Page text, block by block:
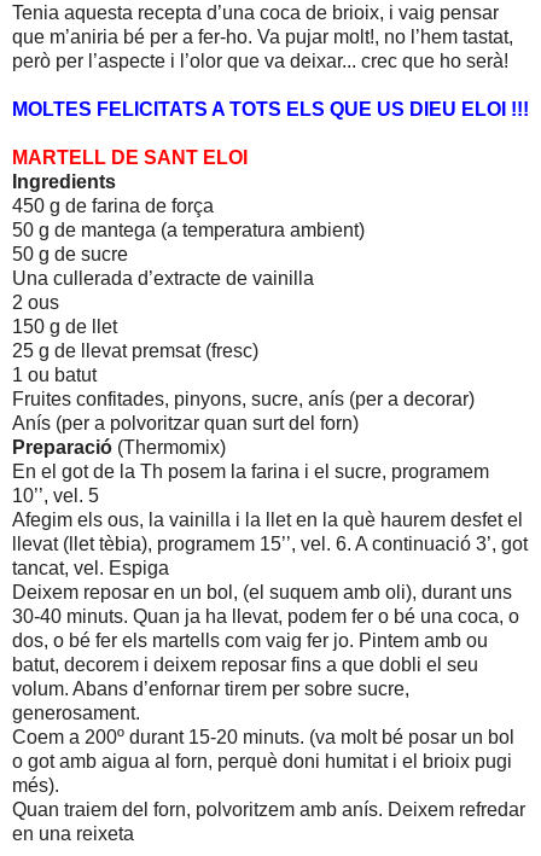
Tenia aquesta recepta d’una coca de brioix, i vaig pensar
que m’aniria bé per a fer-ho. Va pujar molt!, no l’hem tastat,
però per l’aspecte i l’olor que va deixar... crec que ho serà!
MOLTES FELICITATS A TOTS ELS QUE US DIEU ELOI !!!
MARTELL DE SANT ELOI
Ingredients
450 g de farina de força
50 g de mantega (a temperatura ambient)
50 g de sucre
Una cullerada d’extracte de vainilla
2 ous
150 g de llet
25 g de llevat premsat (fresc)
1 ou batut
Fruites confitades, pinyons, sucre, anís (per a decorar)
Anís (per a polvoritzar quan surt del forn)
Preparació (Thermomix)
En el got de la Th posem la farina i el sucre, programem
10’’, vel. 5
Afegim els ous, la vainilla i la llet en la què haurem desfet el
llevat (llet tèbia), programem 15’’, vel. 6. A continuació 3’, got
tancat, vel. Espiga
Deixem reposar en un bol, (el suquem amb oli), durant uns
30-40 minuts. Quan ja ha llevat, podem fer o bé una coca, o
dos, o bé fer els martells com vaig fer jo. Pintem amb ou
batut, decorem i deixem reposar fins a que dobli el seu
volum. Abans d’enfornar tirem per sobre sucre,
generosament.
Coem a 200º durant 15-20 minuts. (va molt bé posar un bol
o got amb aigua al forn, perquè doni humitat i el brioix pugi
més).
Quan traiem del forn, polvoritzem amb anís. Deixem refredar
en una reixeta